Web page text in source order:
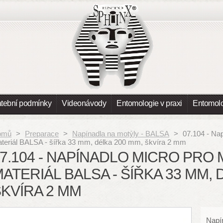
podmínky Videonávody Entomologie v praxi
> Preparace > Napínadla na motýly - BALSA > 07.104 -
BALSA - šířka 33 mm, délka 200 mm, škvíra 2 mm
- NAPÍNADLO MICRO PRO
BALSA - ŠÍŘKA 33 MM,
2 MM